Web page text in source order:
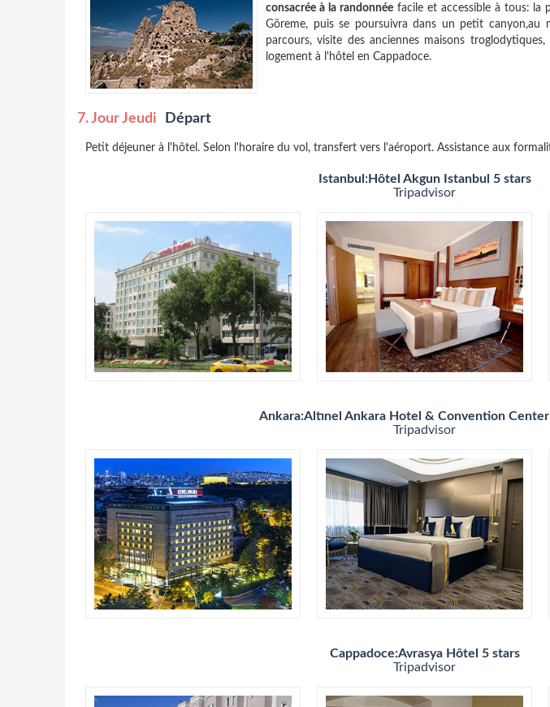
consacrée à la randonnéefacile et accessible à tous: la
Göreme, puis se poursuivra dans un petit canyon,au
parcours, visite des anciennes maisons
logement à l'hôtel en Cappadoce.
7. Jour Jeudi Départ
Petit déjeuner à l'hôtel. Selon l'horaire du vol, transfert vers l'aéroport. Assistance aux
Istanbul:Hôtel Akgun Istanbul 5 stars
Tripadvisor
Ankara:Altınel Ankara Hotel & Convention
Tripadvisor
Cappadoce:Avrasya Hôtel 5 stars
Tripadvisor